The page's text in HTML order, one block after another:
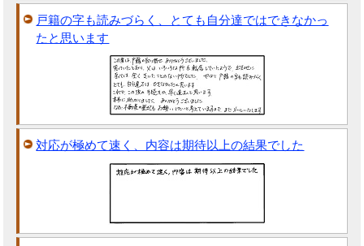
戸籍の字も読みづらく、とても自分達ではできなかっ
たと思います
対応が極めて速く、内容は期待以上の結果でした